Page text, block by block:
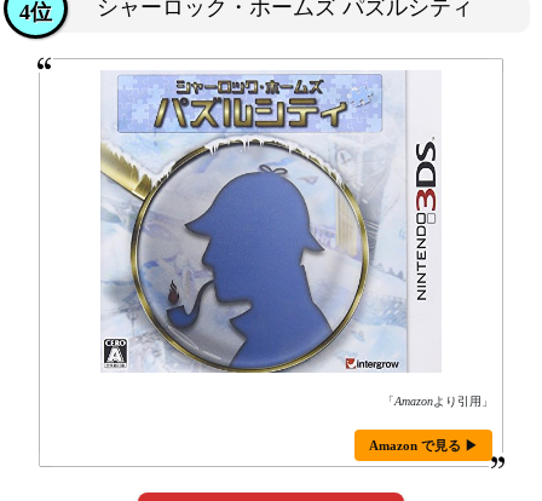
シャーロック・ホームズ パズルシティ
4位
「Amazonより引用」
Amazon で見る ▶